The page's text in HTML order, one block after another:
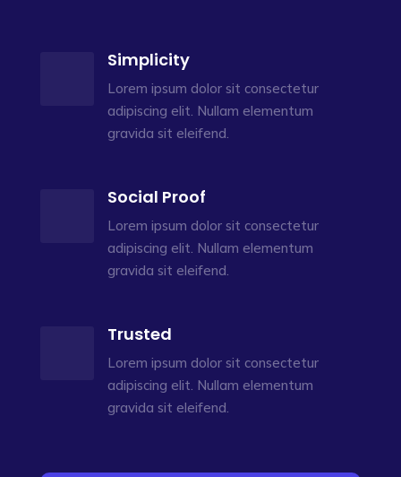
Simplicity
Lorem ipsum dolor sit consectetur
adipiscing elit. Nullam elementum
gravida sit eleifend.
Social Proof
Lorem ipsum dolor sit consectetur
adipiscing elit. Nullam elementum
gravida sit eleifend.
Trusted
Lorem ipsum dolor sit consectetur
adipiscing elit. Nullam elementum
gravida sit eleifend.